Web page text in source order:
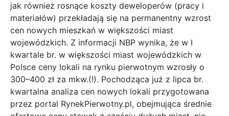
jak również rosnące koszty deweloperów (pracy i
materiałów) przekładają się na permanentny wzrost
cen nowych mieszkań w większości miast
wojewódzkich. Z informacji NBP wynika, że w I
kwartale br. w większości miast wojewódzkich w
Polsce ceny lokali na rynku pierwotnym wzrosły o
300–400 zł za mkw.(!). Pochodząca już z lipca br.
kwartalna analiza cen nowych lokali przygotowana
przez portal RynekPierwotny.pl, obejmująca średnie